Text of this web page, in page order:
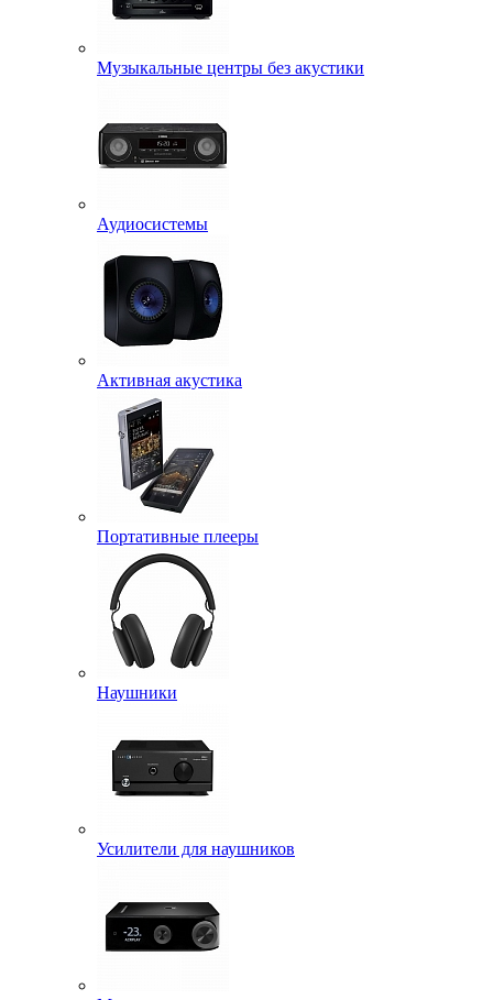
Музыкальные центры без акустики
Аудиосистемы
Активная акустика
Портативные плееры
Наушники
Усилители для наушников